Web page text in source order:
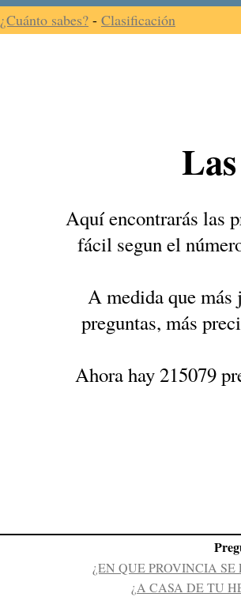
¿Cuánto sabes? - Clasificación
Aquí encontrarás las
fácil segun el
A medida que más
preguntas, más
Ahora hay 215079
¿EN QUE PROVINCIA
¿A CASA DE TU